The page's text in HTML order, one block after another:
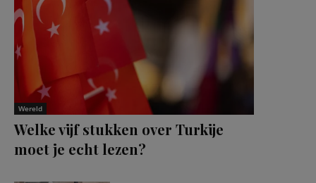
Wereld
Welke vijf stukken over Turkije
moet je echt lezen?